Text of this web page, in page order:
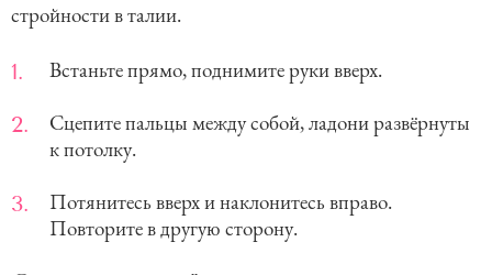
стройности в талии.
Встаньте прямо, поднимите руки вверх.
Сцепите пальцы между собой, ладони развёрнуты
к потолку.
Потянитесь вверх и наклонитесь вправо.
Повторите в другую сторону.